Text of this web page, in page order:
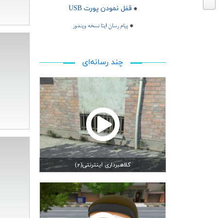
* قفل نمودن پورت USB
* پیام رسان ایتا نسخه ویندوز
چند رسانه‌ای
کلاهبرداری اینترنتی(2)